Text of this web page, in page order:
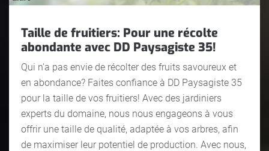
Taille de fruitiers: Pour une récolte
abondante avec DD Paysagiste 35!
Qui n'a pas envie de récolter des fruits savoureux et
en abondance? Faites confiance à DD Paysagiste 35
pour la taille de vos fruitiers! Avec des jardiniers
experts du domaine, nous nous engageons à vous
offrir une taille de qualité, adaptée à vos arbres, afin
de maximiser leur potentiel de production. Avec nous,